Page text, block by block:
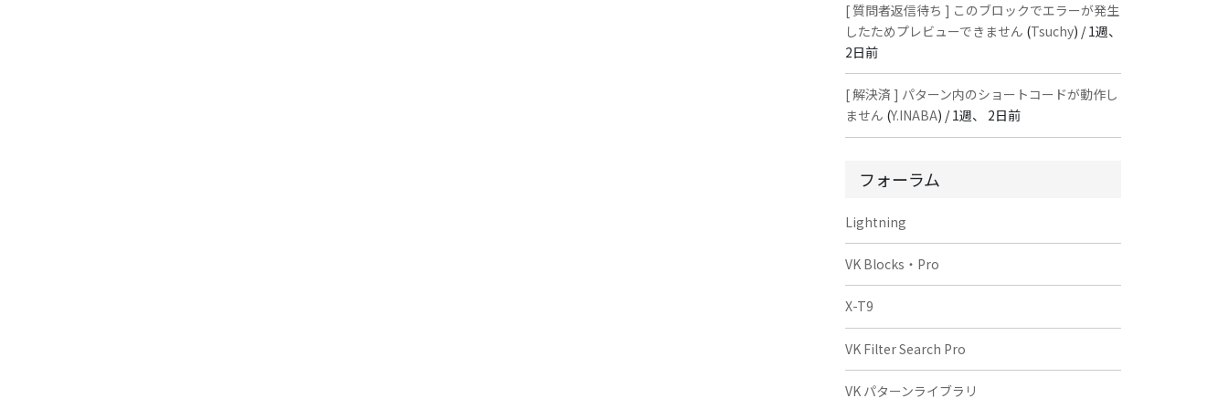
[ 質問者返信待ち ] このブロックでエラーが発生
したためプレビューできません (Tsuchy) /1週、
2日前
[ 解決済 ] パターン内のショートコードが動作し
ません (Y.INABA) /1週、 2日前
フォーラム
Lightning
VK Blocks・Pro
X-T9
VK Filter Search Pro
VK パターンライブラリ